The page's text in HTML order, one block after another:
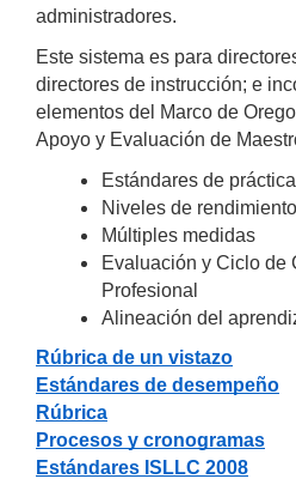
administradores.
Este sistema es para
directores de instrucción; e
elementos del Marco de
Apoyo y Evaluación de
Estándares de
Niveles de
Múltiples medidas
Evaluación y Ciclo de
Profesional
Alineación del
Rúbrica de un vistazo
Estándares de desempeño
Rúbrica
Procesos y cronogramas
Estándares ISLLC 2008